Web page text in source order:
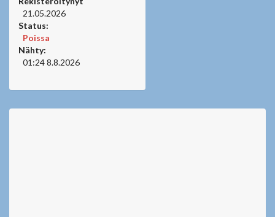
21.05.2026
Status:
Poissa
Nähty:
01:24 8.8.2026